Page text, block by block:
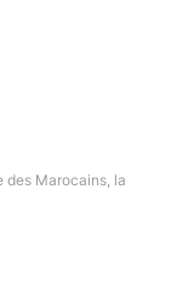
des Marocains, la